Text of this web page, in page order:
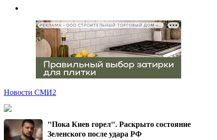
Новости СМИ2
"Пока Киев горел". Раскрыто состояние
Зеленского после удара РФ